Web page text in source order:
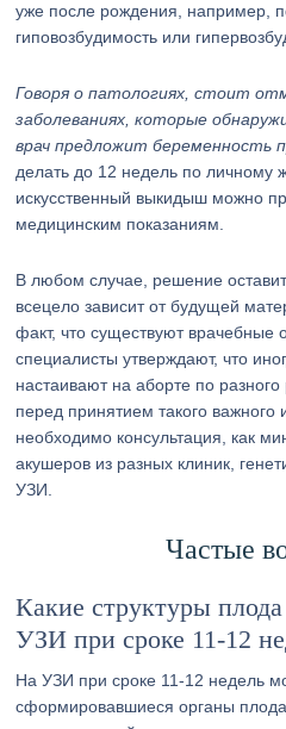
уже после рождения, например,
гиповозбудимость или
Говоря о патологиях, стоит
заболеваниях, которые
врач предложит беременность
делать до 12 недель по
искусственный выкидыш можно
медицинским показаниям.
В любом случае, решение
всецело зависит от будущей
факт, что существуют врачебные
специалисты утверждают, что
настаивают на аборте по
перед принятием такого важного
необходимо консультация, как
акушеров из разных клиник,
УЗИ.
Частые
Какие структуры
УЗИ при сроке 11-12
На УЗИ при сроке 11-12 недель
сформировавшиеся органы